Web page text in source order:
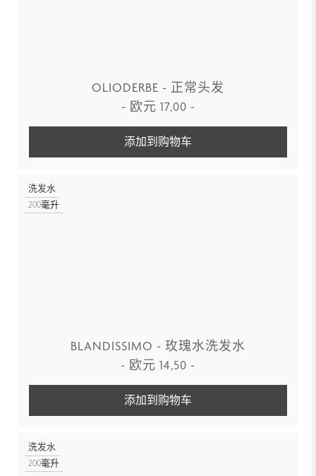
OLIODERBE - 正常头发
- 欧元 17,00 -
添加到购物车
洗发水
200毫升
BLANDISSIMO - 玫瑰水洗发水
- 欧元 14,50 -
添加到购物车
洗发水
200毫升